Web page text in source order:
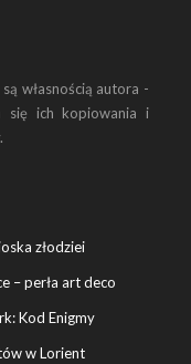
własnością autora -
się ich kopiowania i
złodziei
– perła art deco
Kod Enigmy
w Lorient